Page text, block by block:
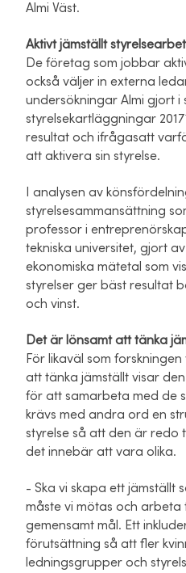
Almi Väst.
Aktivt jämställt
De företag som jobbar
också väljer in externa
undersökningar Almi gjort
styrelsekartläggningar
resultat och ifrågasatt
att aktivera sin styrelse.
I analysen av
styrelsesammansättning
professor i
tekniska universitet, gjort
ekonomiska mätetal som
styrelser ger bäst resultat
och vinst.
Det är lönsamt att tänka
För likaväl som
att tänka jämställt visar
för att samarbeta med de
krävs med andra ord en
styrelse så att den är
det innebär att vara olika.
- Ska vi skapa ett jämställt
måste vi mötas och arbeta
gemensamt mål. Ett
förutsättning så att fler
ledningsgrupper och